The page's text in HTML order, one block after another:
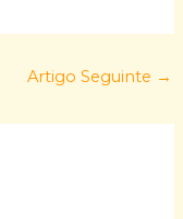
Artigo Seguinte →